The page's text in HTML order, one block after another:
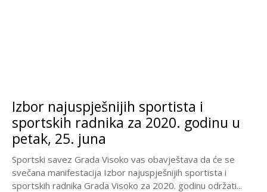
Izbor najuspješnijih sportista i
sportskih radnika za 2020. godinu u
petak, 25. juna
Sportski savez Grada Visoko vas obavještava da će se
svečana manifestacija Izbor najuspješnijih sportista i
sportskih radnika Grada Visoko za 2020. godinu održati...